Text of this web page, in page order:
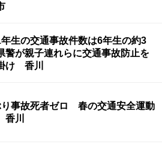
生の交通事故件数は6年生の約3
が親子連れらに交通事故防止を
け 香川
り事故死者ゼロ 春の交通安全運動
川